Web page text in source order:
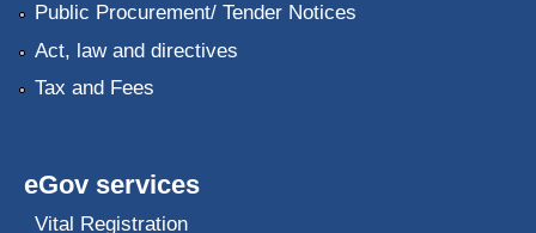
Public Procurement/ Tender Notices
Act, law and directives
Tax and Fees
eGov services
Vital Registration